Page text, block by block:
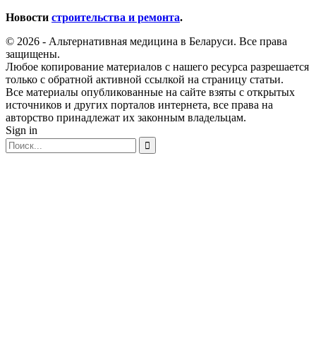
Новости строительства и ремонта.
© 2026 - Альтернативная медицина в Беларуси. Все права
защищены.
Любое копирование материалов с нашего ресурса разрешается
только с обратной активной ссылкой на страницу статьи.
Все материалы опубликованные на сайте взяты с открытых
источников и других порталов интернета, все права на
авторство принадлежат их законным владельцам.
Sign in